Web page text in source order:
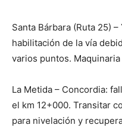
Santa Bárbara (Ruta 25)
habilitación de la vía
varios puntos.
La Metida – Concordia:
el km 12+000. Transitar
para nivelación y